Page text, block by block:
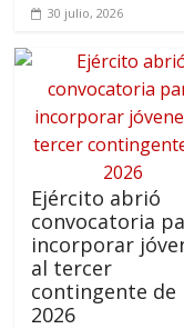
30 julio, 2026
Ejército abrió
convocatoria
incorporar
al tercer
contingente de
2026